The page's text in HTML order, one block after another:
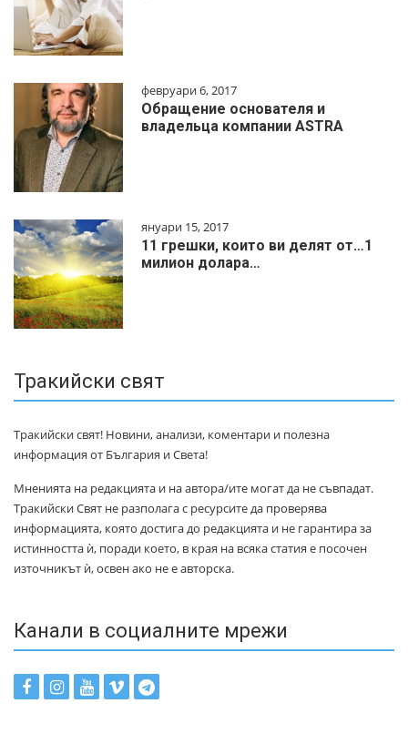
февруари 6, 2017
Обращение основателя и
владельца компании ASTRA
януари 15, 2017
11 грешки, които ви делят от…1
милиoн дoлapa…
Тракийски свят
Тракийски свят! Новини, анализи, коментари и полезна
информация от България и Света!
Мненията на редакцията и на автора/ите могат да не съвпадат.
Тракийски Свят не разполага с ресурсите да проверява
информацията, която достига до редакцията и не гарантира за
истинността ѝ, поради което, в края на всяка статия е посочен
източникът ѝ, освен ако не е авторска.
Канали в социалните мрежи